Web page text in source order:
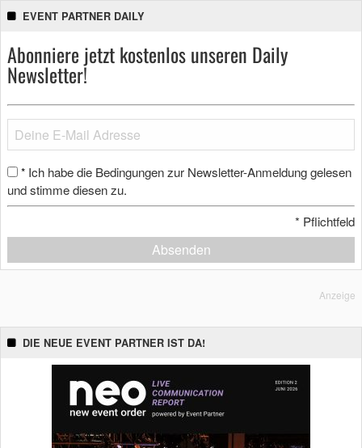
EVENT PARTNER DAILY
Abonniere jetzt kostenlos unseren Daily
Newsletter!
* Ich habe die Bedingungen zur Newsletter-Anmeldung gelesen
und stimme diesen zu.
* Pflichtfeld
Absenden
Anzeige
DIE NEUE EVENT PARTNER IST DA!